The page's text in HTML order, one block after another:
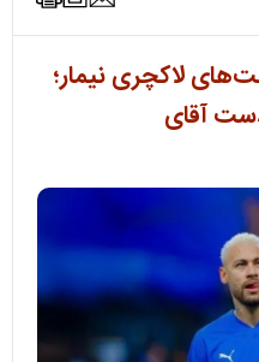
لاکچری نیمار؛
آقای